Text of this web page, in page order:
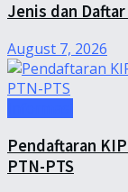
Jenis dan
August 7, 2026
Pendaftaran
PTN-PTS